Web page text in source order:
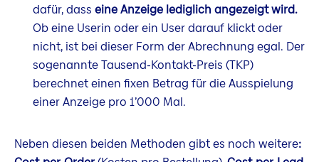
dafür, dass eine Anzeige lediglich angezeigt wird.
Ob eine Userin oder ein User darauf klickt oder
nicht, ist bei dieser Form der Abrechnung egal. Der
sogenannte Tausend-Kontakt-Preis (TKP)
berechnet einen fixen Betrag für die Ausspielung
einer Anzeige pro 1’000 Mal.
Neben diesen beiden Methoden gibt es noch weitere: